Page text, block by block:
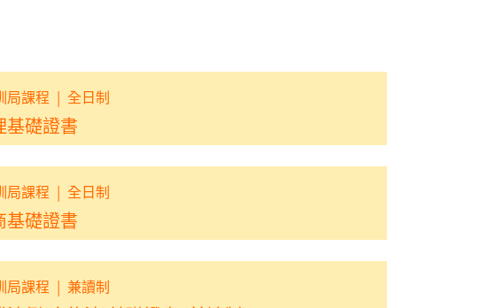
局課程 | 全日制
基礎證書
局課程 | 全日制
基礎證書
局課程 | 兼讀制